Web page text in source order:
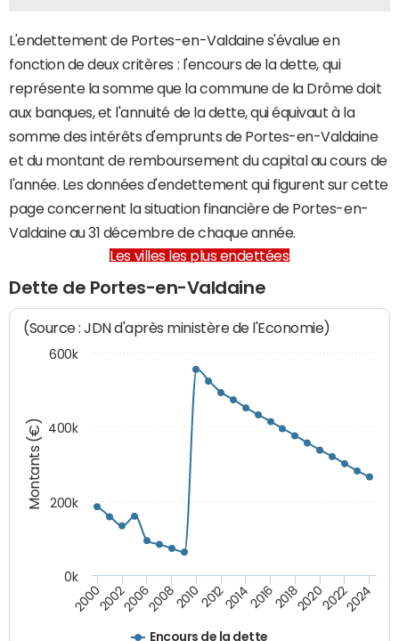
L'endettement de Portes-en-Valdaine s'évalue en
fonction de deux critères : l'encours de la dette, qui
représente la somme que la commune de la Drôme doit
aux banques, et l'annuité de la dette, qui équivaut à la
somme des intérêts d'emprunts de Portes-en-Valdaine
et du montant de remboursement du capital au cours de
l'année. Les données d'endettement qui figurent sur cette
page concernent la situation financière de Portes-en-
Valdaine au 31 décembre de chaque année.
Les villes les plus endettées
Dette de Portes-en-Valdaine
Montants (€)
(Source : JDN d'après ministère de l'Economie)
Encours de la dette
200020022006200820102012201420162018202020222024
0k
200k
400k
600k